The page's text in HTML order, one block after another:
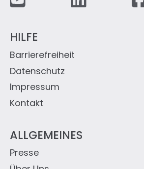
ALLGEMEINES
Presse
HILFE
Kontakt
Impressum
Datenschutz
Barrierefreiheit